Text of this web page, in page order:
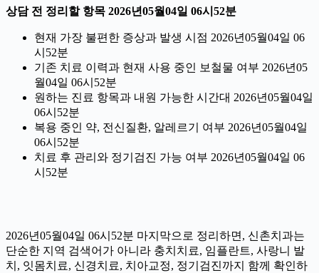
상담 전 정리할 항목 2026년05월04일 06시52분
현재 가장 불편한 증상과 발생 시점 2026년05월04일 06
시52분
기존 치료 이력과 현재 사용 중인 보철물 여부 2026년05
월04일 06시52분
원하는 진료 항목과 내원 가능한 시간대 2026년05월04일
06시52분
복용 중인 약, 전신질환, 알레르기 여부 2026년05월04일
06시52분
치료 후 관리와 정기검진 가능 여부 2026년05월04일 06
시52분
2026년05월04일 06시52분 마지막으로 정리하면, 신촌치과는
단순한 지역 검색어가 아니라 충치치료, 임플란트, 사랑니 발
치, 잇몸치료, 신경치료, 치아교정, 정기검진까지 함께 확인하